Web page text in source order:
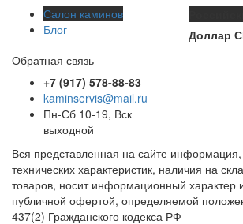
Салон каминов
Блог
Доллар
Обратная связь
+7 (917) 578-88-83
kaminservis@mail.ru
Пн-Сб 10-19, Вск
выходной
Вся представленная на сайте
технических характеристик, наличия на
товаров, носит информационный характер
публичной офертой, определяемой
437(2) Гражданского кодекса РФ